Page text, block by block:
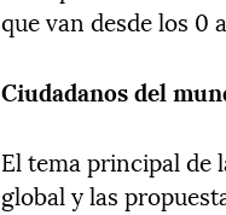
que van desde los 0
Ciudadanos del
El tema principal de
global y las